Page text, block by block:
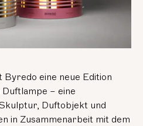
Byredo eine neue Edition
– eine
Duftobjekt und
in Zusammenarbeit mit dem